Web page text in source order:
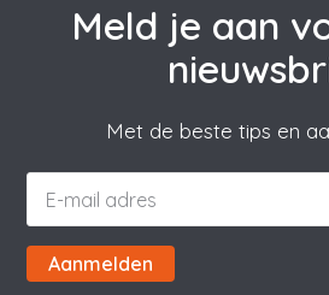
Meld je aan
Met de beste tips en
Aanmelden